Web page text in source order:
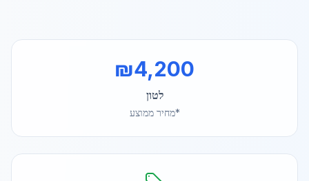
₪4,200
לטון
*מחיר ממוצע